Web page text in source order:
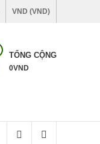
VND (VND)
TỔNG CỘNG
0VND